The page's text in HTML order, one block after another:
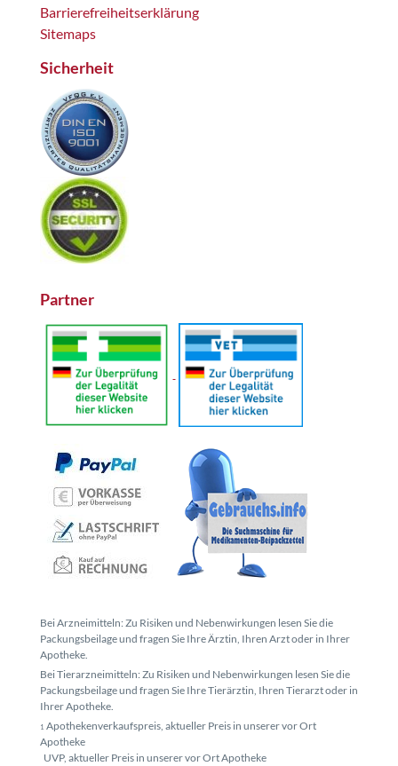
Barrierefreiheitserklärung
Sitemaps
Sicherheit
Partner
Bei Arzneimitteln: Zu Risiken und Nebenwirkungen lesen Sie die
Packungsbeilage und fragen Sie Ihre Ärztin, Ihren Arzt oder in Ihrer
Apotheke.
Bei Tierarzneimitteln: Zu Risiken und Nebenwirkungen lesen Sie die
Packungsbeilage und fragen Sie Ihre Tierärztin, Ihren Tierarzt oder in
Ihrer Apotheke.
1 Apothekenverkaufspreis, aktueller Preis in unserer vor Ort
Apotheke
UVP, aktueller Preis in unserer vor Ort Apotheke